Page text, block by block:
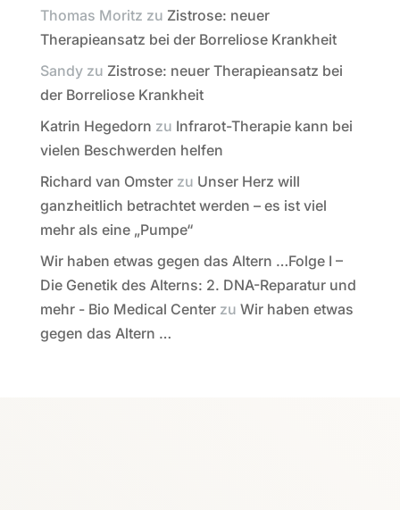
Thomas Moritz zu Zistrose: neuer
Therapieansatz bei der Borreliose Krankheit
Sandyzu Zistrose: neuer Therapieansatz bei
der Borreliose Krankheit
Katrin Hegedorn zu Infrarot-Therapie kann bei
vielen Beschwerden helfen
Richard van Omsterzu Unser Herz will
ganzheitlich betrachtet werden – es ist viel
mehr als eine „Pumpe“
Wir haben etwas gegen das Altern …Folge I –
Die Genetik des Alterns: 2. DNA-Reparatur und
mehr - Bio Medical Centerzu Wir haben etwas
gegen das Altern …